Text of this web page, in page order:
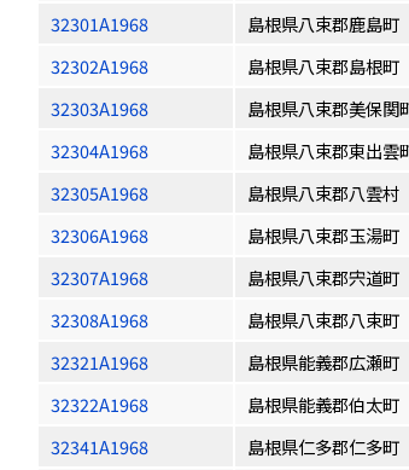
32301A1968
島根県八束郡鹿島町
32302A1968
島根県八束郡島根町
32303A1968
島根県八束郡美保関
32304A1968
島根県八束郡東出雲
32305A1968
島根県八束郡八雲村
32306A1968
島根県八束郡玉湯町
32307A1968
島根県八束郡宍道町
32308A1968
島根県八束郡八束町
32321A1968
島根県能義郡広瀬町
32322A1968
島根県能義郡伯太町
32341A1968
島根県仁多郡仁多町